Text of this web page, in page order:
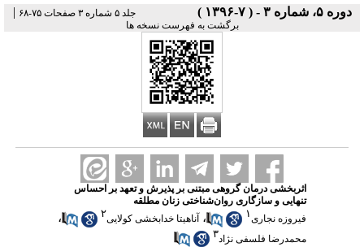
دوره ۵، شماره ۳ - ( ۷-۱۳۹۶ ) جلد ۵ شماره ۳ صفحات ۷۵-۶۸ |
برگشت به فهرست نسخه ها
اثربخشی درمان گروهی مبتنی بر پذیرش و تعهد بر احساس
تنهایی و سازگاری روان‌شناختی زنان مطلقه
فیروزه نجاری۱ ، آناهیتا خدابخشی کولایی۲ ،
محمدرضا فلسفی نژاد۳